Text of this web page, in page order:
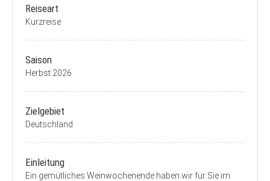
Reiseart
Kurzreise
Saison
Herbst 2026
Zielgebiet
Deutschland
Einleitung
Ein gemütliches Weinwochenende haben wir für Sie im